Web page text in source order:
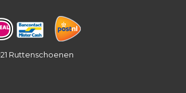
Ruttenschoenen